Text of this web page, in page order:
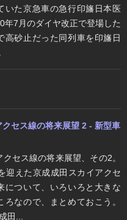
いた京急車の急行印旛日本医
年7月のダイヤ改正で登場した
高砂止だった同列車を印旛日
セス線の将来展望 2 - 新型車
セス線の将来展望、その2。
迎えた京成成田スカイアクセ
について、いろいろと大きな
ろなので、まとめておこう。
田...